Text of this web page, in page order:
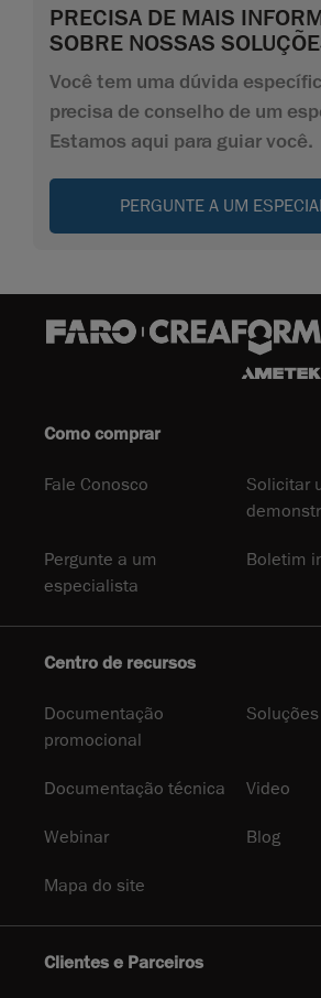
PRECISA DE MAIS
SOBRE NOSSAS
Você tem uma dúvida
precisa de conselho de um
Estamos aqui para guiar você.
PERGUNTE A UM
Como comprar
Fale Conosco
Solicitar
Pergunte a um
especialista
Boletim
Centro de recursos
Documentação
promocional
Soluções
Documentação técnica Video
Webinar Blog
Mapa do site
Clientes e Parceiros